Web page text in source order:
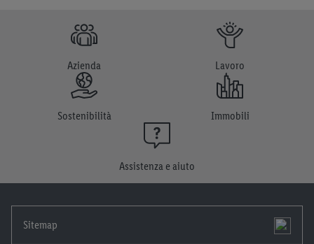
Azienda Lavoro
Sostenibilità Immobili
Assistenza e aiuto
Sitemap
disposizioni sulla protezione dei dati
trovi ulteriori
informazioni, anche in relazione al periodo di conservazione
dei dati e al tuo diritto di revocare il consenso in qualsiasi
momento con effetto per il futuro.
Le note legali sono
disponibili qui.